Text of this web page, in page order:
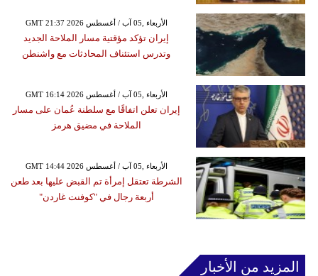
GMT 21:37 2026 الأربعاء ,05 آب / أغسطس
إيران تؤكد مؤقتية مسار الملاحة الجديد
وتدرس استئناف المحادثات مع واشنطن
GMT 16:14 2026 الأربعاء ,05 آب / أغسطس
إيران تعلن اتفاقًا مع سلطنة عُمان على مسار
الملاحة في مضيق هرمز
GMT 14:44 2026 الأربعاء ,05 آب / أغسطس
الشرطة تعتقل إمرأة تم القبض عليها بعد طعن
أربعة رجال في "كوفنت غاردن"
المزيد من الأخبار